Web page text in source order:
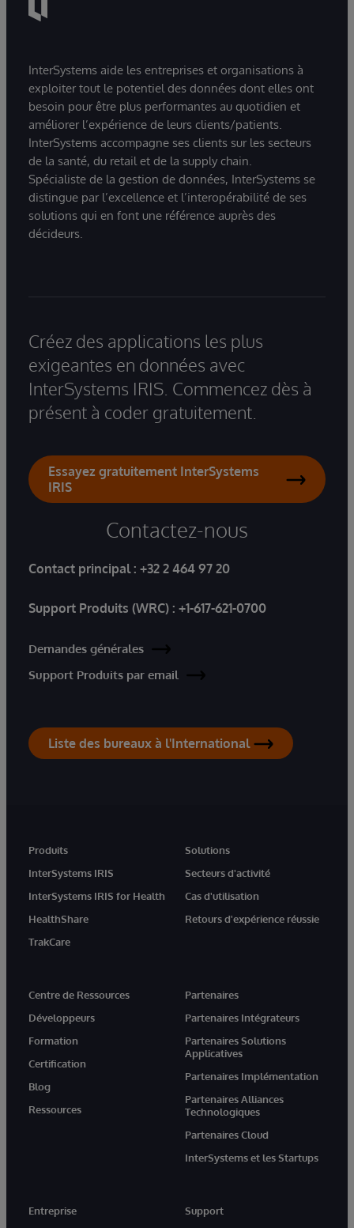
InterSystems aide les entreprises et organisations à
exploiter tout le potentiel des données dont elles ont
besoin pour être plus performantes au quotidien et
améliorer l’expérience de leurs clients/patients.
InterSystems accompagne ses clients sur les secteurs
de la santé, du retail et de la supply chain.
Spécialiste de la gestion de données, InterSystems se
distingue par l’excellence et l’interopérabilité de ses
solutions qui en font une référence auprès des
décideurs.
Créez des applications les plus
exigeantes en données avec
InterSystems IRIS. Commencez dès à
présent à coder gratuitement.
Essayez gratuitement InterSystems
IRIS
Contactez-nous
Contact principal : +32 2 464 97 20
Support Produits (WRC) : +1-617-621-0700
Demandes générales
Support Produits par email
Liste des bureaux à l'International
Produits
InterSystems IRIS
InterSystems IRIS for Health
HealthShare
TrakCare
Solutions
Secteurs d'activité
Cas d'utilisation
Retours d'expérience réussie
Centre de Ressources
Développeurs
Formation
Certification
Blog
Ressources
Partenaires
Partenaires Intégrateurs
Partenaires Solutions
Applicatives
Partenaires Implémentation
Partenaires Alliances
Technologiques
Partenaires Cloud
InterSystems et les Startups
Entreprise
Support